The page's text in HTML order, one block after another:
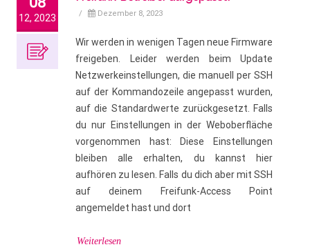
12, 2023 / Dezember 8, 2023
Wir werden in wenigen Tagen neue Firmware
freigeben. Leider werden beim Update
Netzwerkeinstellungen, die manuell per SSH
auf der Kommandozeile angepasst wurden,
auf die Standardwerte zurückgesetzt. Falls
du nur Einstellungen in der Weboberfläche
vorgenommen hast: Diese Einstellungen
bleiben alle erhalten, du kannst hier
aufhören zu lesen. Falls du dich aber mit SSH
auf deinem Freifunk-Access Point
angemeldet hast und dort
Weiterlesen